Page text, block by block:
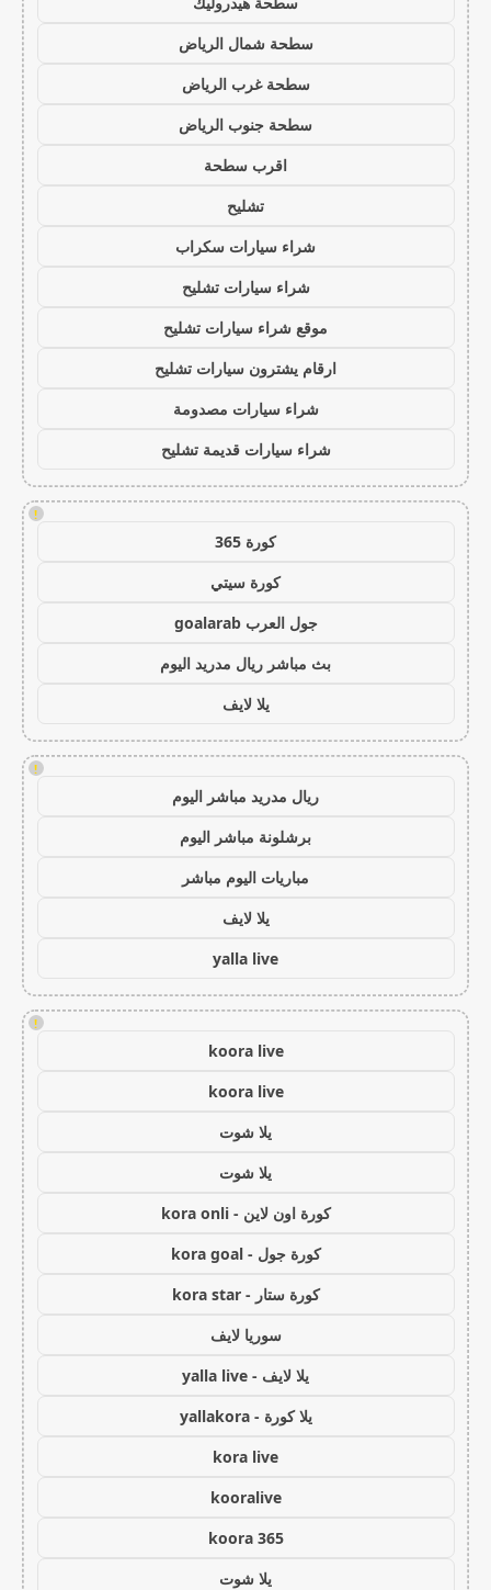
سطحة شمال الرياض
سطحة غرب الرياض
سطحة جنوب الرياض
اقرب سطحة
تشليح
شراء سيارات سكراب
شراء سيارات تشليح
موقع شراء سيارات تشليح
ارقام يشترون سيارات تشليح
شراء سيارات مصدومة
شراء سيارات قديمة تشليح
!
كورة 365
كورة سيتي
جول العرب goalarab
بث مباشر ريال مدريد اليوم
يلا لايف
!
ريال مدريد مباشر اليوم
برشلونة مباشر اليوم
مباريات اليوم مباشر
يلا لايف
yalla live
!
koora live
koora live
يلا شوت
يلا شوت
كورة اون لاين - kora onli
كورة جول - kora goal
كورة ستار - kora star
سوريا لايف
يلا لايف - yalla live
يلا كورة - yallakora
kora live
kooralive
koora 365
يلا شوت